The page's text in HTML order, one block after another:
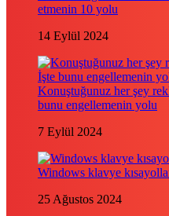
etmenin 10 yolu
14 Eylül 2024
Konuştuğunuz her şey
bunu engellemenin yolu
7 Eylül 2024
Windows klavye
25 Ağustos 2024